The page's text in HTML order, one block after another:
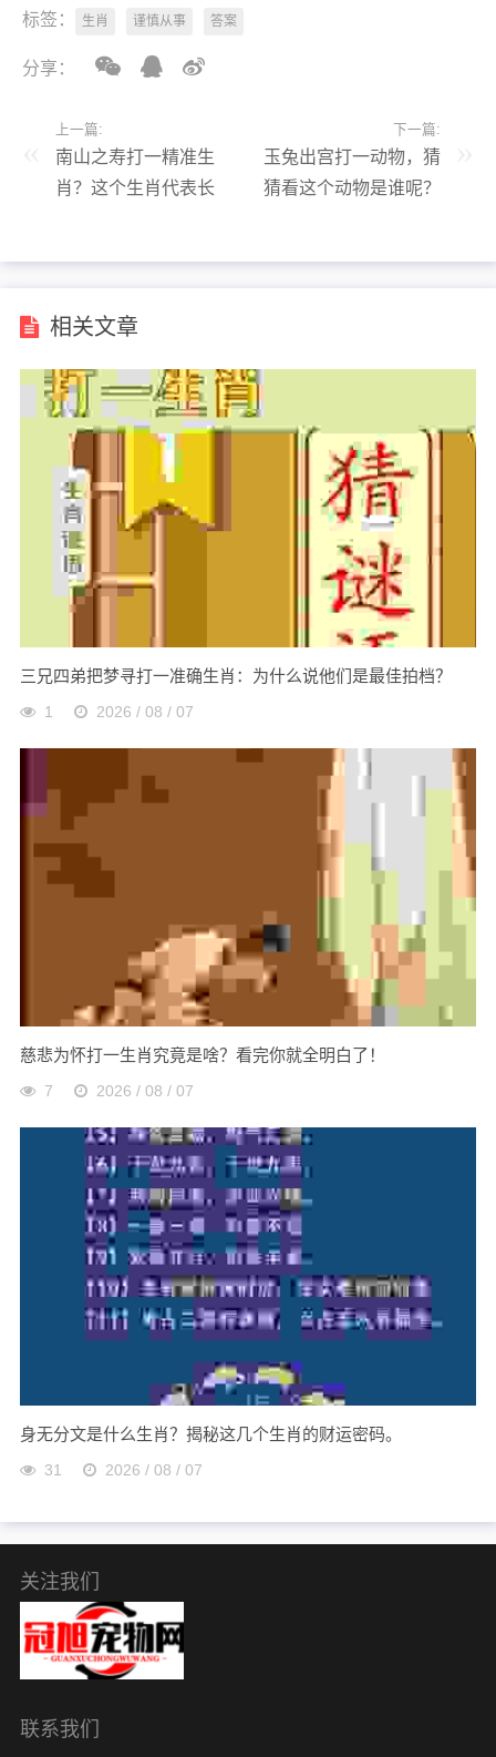
标签： 生肖 谨慎从事 答案
分享：
上一篇:
南山之寿打一精准生
肖？这个生肖代表长
下一篇:
玉兔出宫打一动物，猜
猜看这个动物是谁呢？
相关文章
三兄四弟把梦寻打一准确生肖：为什么说他们是最佳拍档？
1 2026 / 08 / 07
慈悲为怀打一生肖究竟是啥？看完你就全明白了！
7 2026 / 08 / 07
身无分文是什么生肖？揭秘这几个生肖的财运密码。
31 2026 / 08 / 07
关注我们
联系我们